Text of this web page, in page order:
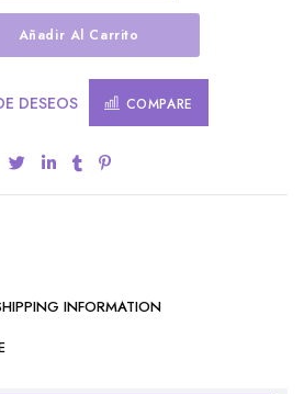
Añadir Al Carrito
DESEOS COMPARE
INFORMATION